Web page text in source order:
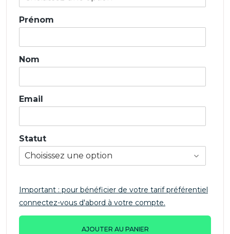
Prénom
Nom
Email
Statut
Important : pour bénéficier de votre tarif préférentiel
connectez-vous d'abord à votre compte.
AJOUTER AU PANIER